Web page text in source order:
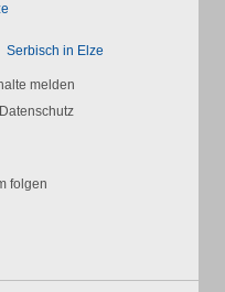
Serbisch in Elze
melden
Datenschutz
folgen